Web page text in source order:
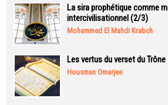
La sira prophétique comme
intercivilisationnel (2/3)
Mohammed El Mahdi Krabch
Les vertus du verset du
Housman Omarjee